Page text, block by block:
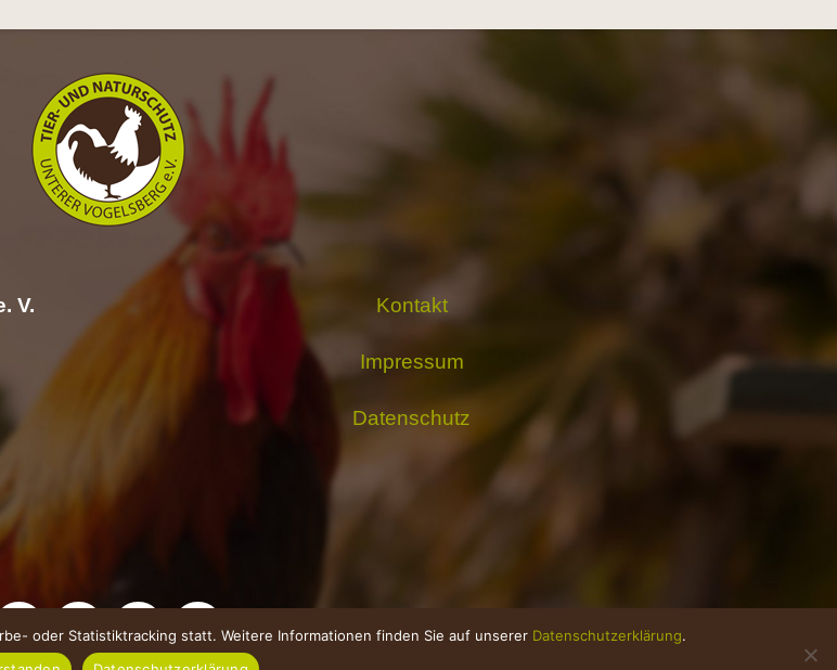
V. Kontakt
Impressum
Datenschutz
oder Statistiktracking statt. Weitere Informationen finden Sie auf unserer Datenschutzerklärung.